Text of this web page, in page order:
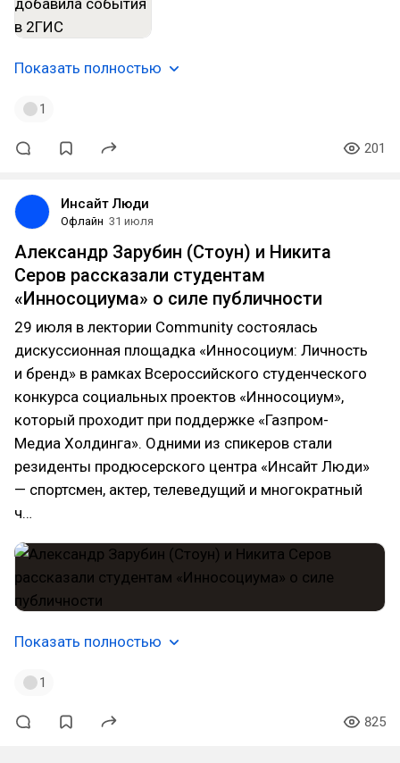
Показать полностью
1
201
Инсайт Люди
Офлайн 31 июля
Александр Зарубин (Стоун) и Никита
Серов рассказали студентам
«Инносоциума» о силе публичности
29 июля в лектории Community состоялась
дискуссионная площадка «Инносоциум: Личность
и бренд» в рамках Всероссийского студенческого
конкурса социальных проектов «Инносоциум»,
который проходит при поддержке «Газпром-
Медиа Холдинга». Одними из спикеров стали
резиденты продюсерского центра «Инсайт Люди»
— спортсмен, актер, телеведущий и многократный
ч…
Показать полностью
1
825